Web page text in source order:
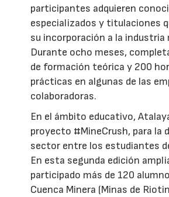
participantes adquieren
especializados y titulaciones
su incorporación a la industria
Durante ocho meses,
de formación teórica y 200
prácticas en algunas de las
colaboradoras.
En el ámbito educativo,
proyecto #MineCrush, para la
sector entre los estudiantes
En esta segunda edición
participado más de 120
Cuenca Minera (Minas de